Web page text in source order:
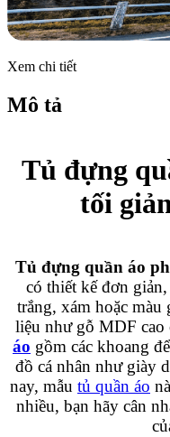
Xem chi tiết
Mô tả
Tủ đựng
tối
Tủ đựng quần áo
có thiết kế đơn
trắng, xám hoặc
liệu như gỗ MDF cao
áo gồm các khoang
đồ cá nhân như giày
nay, mẫu tủ quần áo
nhiều, bạn hãy cân